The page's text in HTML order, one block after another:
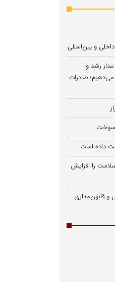
و بین‌المللی
رشد و
صادرات
سوخت
داده است
را افزایش
و قانون‌مداری